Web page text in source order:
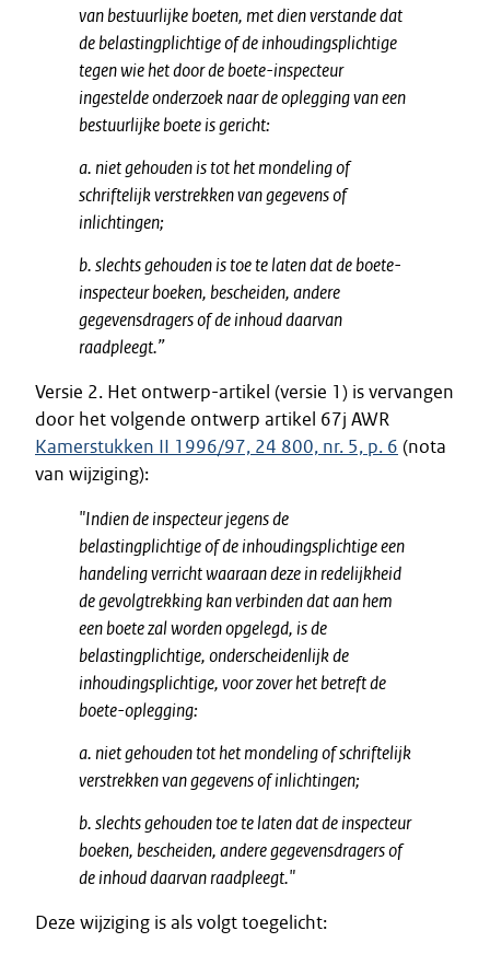
van bestuurlijke boeten, met dien verstande dat
de belastingplichtige of de inhoudingsplichtige
tegen wie het door de boete-inspecteur
ingestelde onderzoek naar de oplegging van een
bestuurlijke boete is gericht:
a. niet gehouden is tot het mondeling of
schriftelijk verstrekken van gegevens of
inlichtingen;
b. slechts gehouden is toe te laten dat de boete-
inspecteur boeken, bescheiden, andere
gegevensdragers of de inhoud daarvan
raadpleegt.”
Versie 2. Het ontwerp-artikel (versie 1) is vervangen
door het volgende ontwerp artikel 67j AWR
Kamerstukken II 1996/97, 24 800, nr. 5, p. 6 (nota
van wijziging):
"Indien de inspecteur jegens de
belastingplichtige of de inhoudingsplichtige een
handeling verricht waaraan deze in redelijkheid
de gevolgtrekking kan verbinden dat aan hem
een boete zal worden opgelegd, is de
belastingplichtige, onderscheidenlijk de
inhoudingsplichtige, voor zover het betreft de
boete-oplegging:
a. niet gehouden tot het mondeling of schriftelijk
verstrekken vangegevens of inlichtingen;
b. slechts gehouden toe te laten dat de inspecteur
boeken, bescheiden, andere gegevensdragers of
de inhoud daarvan raadpleegt."
Deze wijziging is als volgt toegelicht: